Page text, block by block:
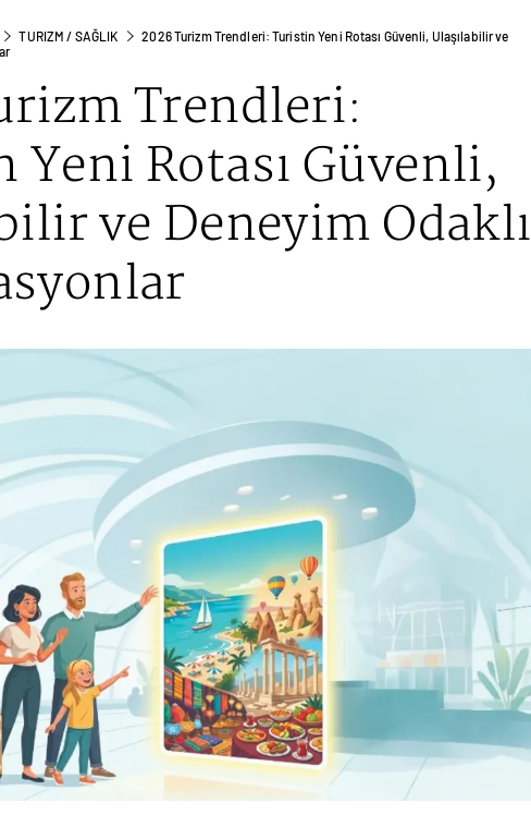
TURIZM / SAĞLIK
2026 Turizm Trendleri: Turistin Yeni Rotası Güvenli, Ulaşılabilir ve
Trendleri:
Rotası Güvenli,
ve Deneyim Odaklı